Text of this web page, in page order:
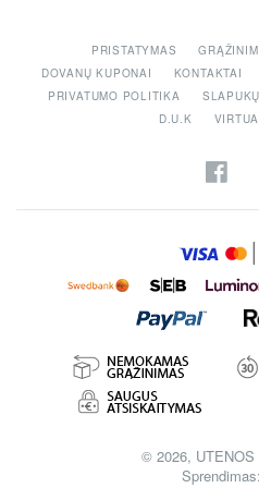
PRISTATYMAS
DOVANŲ KUPONAI
KONTAKTAI
PRIVATUMO POLITIKA
D.U.K
© 2026, UTENOS
Sprendimas: